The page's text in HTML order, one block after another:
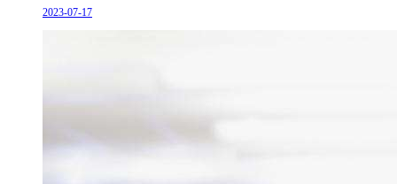
2023-07-17